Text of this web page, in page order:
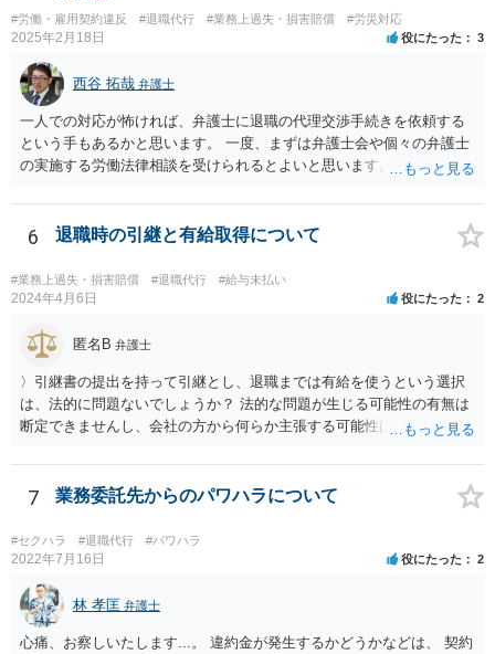
#労働・雇用契約違反 #退職代行 #業務上過失・損害賠償 #労災対応
2025年2月18日 役にたった 3
西谷 拓哉 弁護士
一人での対応が怖ければ、弁護士に退職の代理交渉手続きを依頼する
という手もあるかと思います。 一度、まずは弁護士会や個々の弁護士
の実施する労働法律相談を受けられるとよいと思います。
6 退職時の引継と有給取得について
#業務上過失・損害賠償 #退職代行 #給与未払い
2024年4月6日 役にたった 2
匿名B 弁護士
〉引継書の提出を持って引継とし、退職までは有給を使うという選択
は、法的に問題ないでしょうか？ 法的な問題が生じる可能性の有無は
断定できませんし、会社の方から何らか主張する可能性はあります。
ん。 それよりも、書いておられる事情がある場合は、いつ、どのよう
な方法で、退職の意思及び退職日まで全日有給休暇を使用することを
会社に伝えるかが、問題になるかもしれないです。 場合よっては退職
代行の利用などもご検討なさってください。
7 業務委託先からのパワハラについて
#セクハラ #退職代行 #パワハラ
2022年7月16日 役にたった 2
林 孝匡 弁護士
心痛、お察しいたします...。 違約金が発生するかどうかなどは、 契約